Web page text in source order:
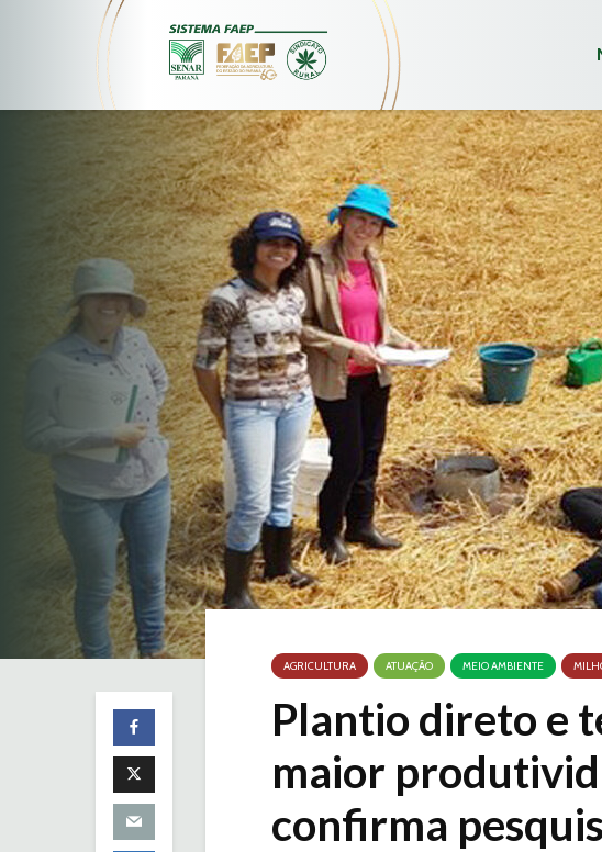
AGRICULTURA ATUAÇÃO MEIO AMBIENTE
Plantio direto e
maior
confirma